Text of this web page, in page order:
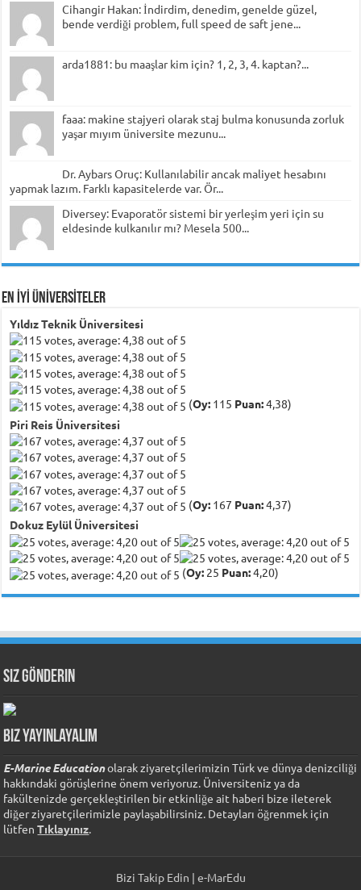
Cihangir Hakan: İndirdim, denedim, genelde güzel,
bende verdiği problem, full speed de saft jene...
arda1881: bu maaşlar kim için? 1, 2, 3, 4. kaptan?...
faaa: makine stajyeri olarak staj bulma konusunda zorluk
yaşar mıyım üniversite mezunu...
Dr. Aybars Oruç: Kullanılabilir ancak maliyet hesabını
yapmak lazım. Farklı kapasitelerde var. Ör...
Diversey: Evaporatör sistemi bir yerleşim yeri için su
eldesinde kulkanılır mı? Mesela 500...
EN İYİ ÜNİVERSİTELER
Yıldız Teknik Üniversitesi
(Oy: 115 Puan:4,38)
Piri Reis Üniversitesi
(Oy: 167 Puan:4,37)
Dokuz Eylül Üniversitesi
(Oy: 25 Puan:4,20)
Siz Gönderin
Biz Yayınlayalım
E-Marine Educationolarak ziyaretçilerimizin Türk ve dünya denizciliği
hakkındaki görüşlerine önem veriyoruz. Üniversiteniz ya da
fakültenizde gerçekleştirilen bir etkinliğe ait haberi bize ileterek
diğer ziyaretçilerimizle paylaşabilirsiniz. Detayları öğrenmek için
lütfenTıklayınız.
Bizi Takip Edin | e-MarEdu